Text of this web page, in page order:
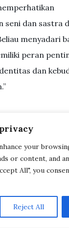
your
or content, and
All", you
Reject All
seni dan sastra
menyadari
peran
dan
Kuno adalah
candi ini
kitab
relief ini
seni